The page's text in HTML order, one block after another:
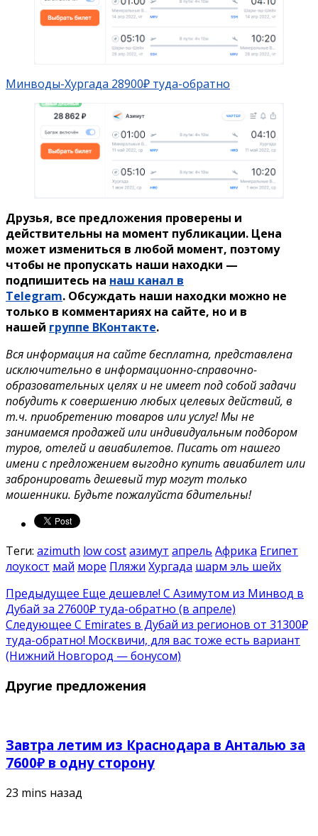
Минводы-Хургада 28900₽ туда-обратно
Друзья, все предложения проверены и
действительны на момент публикации. Цена
может измениться в любой момент, поэтому
чтобы не пропускать наши находки —
подпишитесь на наш канал в
Telegram. Обсуждать наши находки можно не
только в комментариях на сайте, но и в
нашей группе ВКонтакте.
Вся информация на сайте бесплатна, представлена
исключительно в информационно-справочно-
образовательных целях и не имеет под собой задачи
побудить к совершению любых целевых действий, в
т.ч. приобретению товаров или услуг! Мы не
занимаемся продажей или индивидуальным подбором
туров, отелей и авиабилетов. Писать от нашего
имени с предложением выгодно купить авиабилет или
забронировать дешевый тур могут только
мошенники. Будьте пожалуйста бдительны!
Теги: azimuth low costазимут апрель Африка Египет
лоукост май море Пляжи Хургада шарм эль шейх
Предыдущее Еще дешевле! С Азимутом из Минвод в
Дубай за 27600₽ туда-обратно (в апреле)
Следующее С Emirates в Дубай из регионов от 31300₽
туда-обратно! Москвичи, для вас тоже есть вариант
(Нижний Новгород — бонусом)
Другие предложения
Завтра летим из Краснодара в Анталью за
7600₽ в одну сторону
23 mins назад